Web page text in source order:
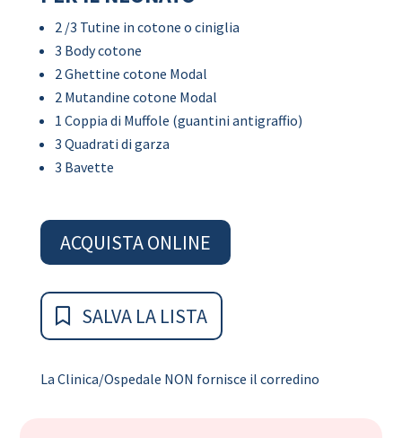
2 /3 Tutine in cotone o ciniglia
3 Body cotone
2 Ghettine cotone Modal
2 Mutandine cotone Modal
1 Coppia di Muffole (guantini antigraffio)
3 Quadrati di garza
3 Bavette
ACQUISTA ONLINE
SALVA LA LISTA
La Clinica/Ospedale NON fornisce il corredino